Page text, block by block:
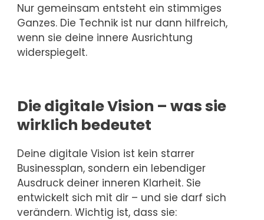
Nur gemeinsam entsteht ein stimmiges
Ganzes. Die Technik ist nur dann hilfreich,
wenn sie deine innere Ausrichtung
widerspiegelt.
Die digitale Vision – was sie
wirklich bedeutet
Deine digitale Vision ist kein starrer
Businessplan, sondern ein lebendiger
Ausdruck deiner inneren Klarheit. Sie
entwickelt sich mit dir – und sie darf sich
verändern. Wichtig ist, dass sie: